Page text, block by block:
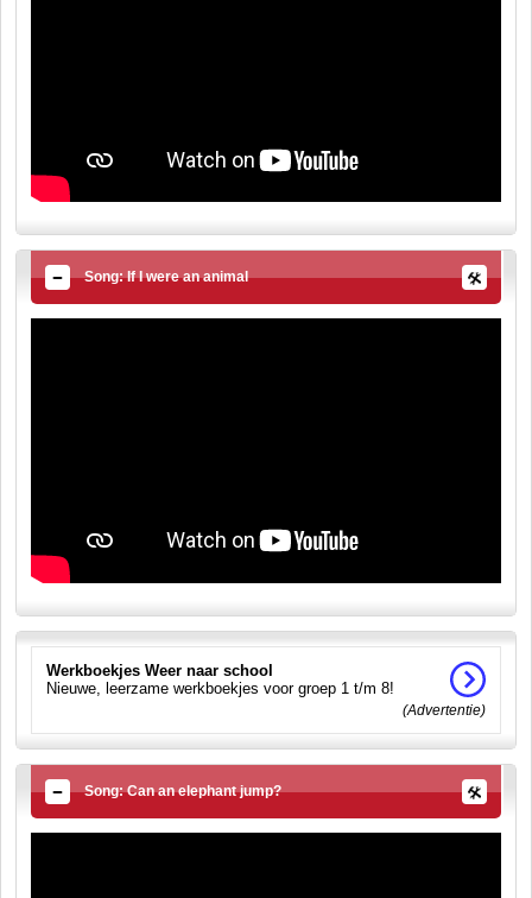
Song: If I were an animal
Werkboekjes Weer naar school
Nieuwe, leerzame werkboekjes voor groep 1 t/m 8!
(Advertentie)
Song: Can an elephant jump?